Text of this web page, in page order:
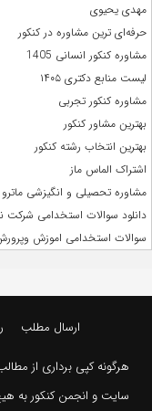
مهدی یحیوی
حرفه‌ای ترین مشاوره در کنکور
مشاوره کنکور انسانی 1405
لیست منابع دکتری ۱۴۰۵
مشاوره کنکور تجربی
بهترین مشاور کنکور
بهترین انتخاب رشته کنکور
اشتراک الماس ماز
مشاوره تحصیلی و انگیزشی ماترو
دانلود سوالات استخدامی شرکت
سوالات استخدامی اموزش
ارسال مطلب
هرگونه کپی برداری از
سایت و انجمن کنکور به